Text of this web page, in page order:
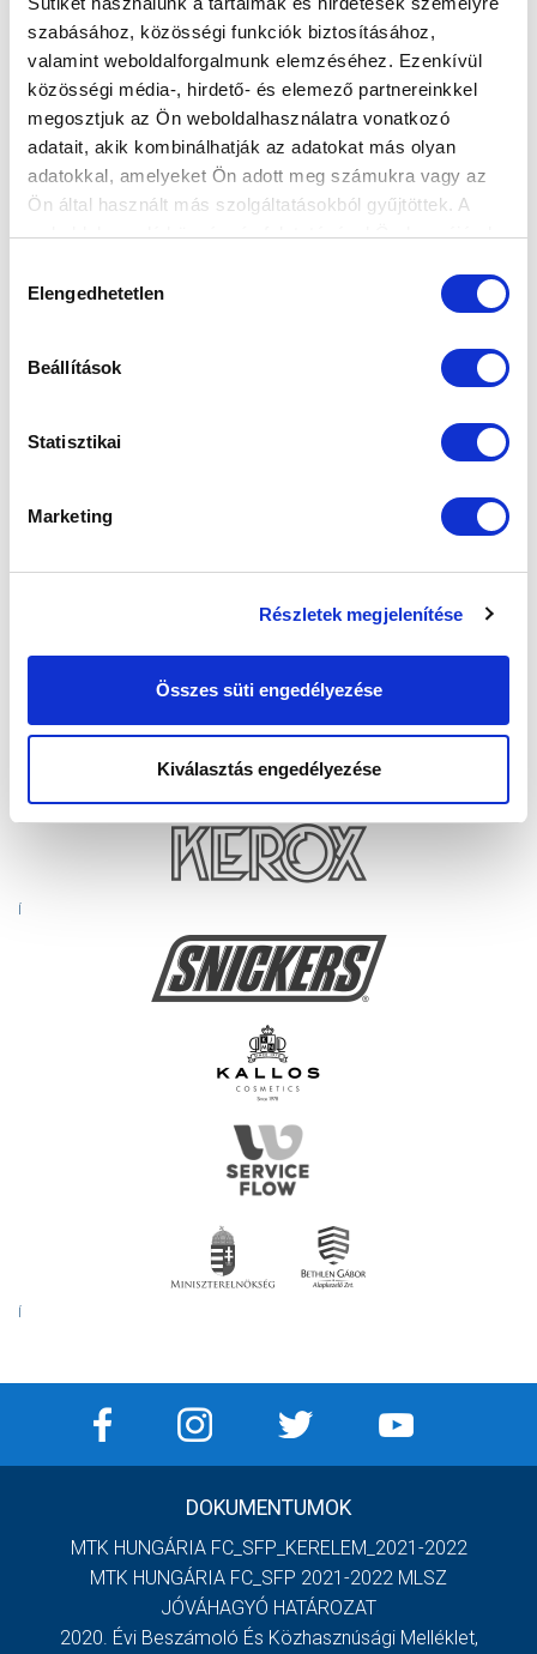
szabásához, közösségi funkciók biztosításához,
valamint weboldalforgalmunk elemzéséhez. Ezenkívül
közösségi média-, hirdető- és elemező partnereinkkel
megosztjuk az Ön weboldalhasználatra vonatkozó
adatait, akik kombinálhatják az adatokat más olyan
adatokkal, amelyeket Ön adott meg számukra vagy az
Ön által használt más szolgáltatásokból gyűjtöttek. A
weboldalon való böngészés folytatásával Ön hozzájárul a
kiválasztása
Elengedhetetlen
Beállítások
Statisztikai
Marketing
Részletek megjelenítése
Összes süti engedélyezése
Kiválasztás engedélyezése
SZPONZOROK
DOKUMENTUMOK
MTK HUNGÁRIA FC_SFP_KERELEM_2021-2022
MTK HUNGÁRIA FC_SFP 2021-2022 MLSZ
JÓVÁHAGYÓ HATÁROZAT
2020. Évi Beszámoló És Közhasznúsági Melléklet,